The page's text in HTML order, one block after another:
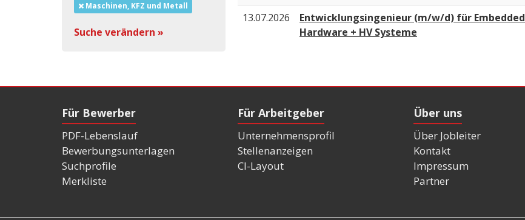
Maschinen, KFZ und Metall
Suche verändern »
13.07.2026
Entwicklungsingenieur (m/w/d) für Embedded
Hardware + HV Systeme
Für Bewerber
PDF-Lebenslauf
Bewerbungsunterlagen
Suchprofile
Merkliste
Für Arbeitgeber
Unternehmensprofil
Stellenanzeigen
CI-Layout
Über uns
Über Jobleiter
Kontakt
Impressum
Partner